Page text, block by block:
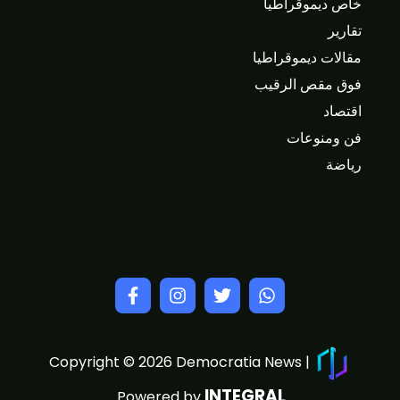
تقارير
مقالات ديموقراطيا
فوق مقص الرقيب
اقتصاد
فن ومنوعات
رياضة